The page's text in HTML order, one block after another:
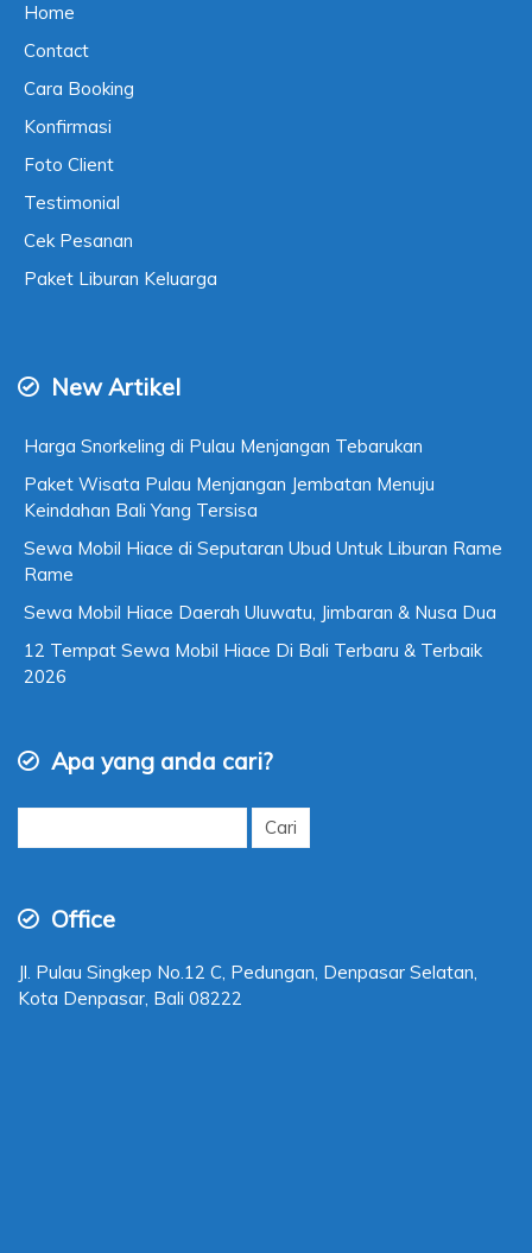
Home
Contact
Cara Booking
Konfirmasi
Foto Client
Testimonial
Cek Pesanan
Paket Liburan Keluarga
New Artikel
Harga Snorkeling di Pulau Menjangan Tebarukan
Paket Wisata Pulau Menjangan Jembatan Menuju
Keindahan Bali Yang Tersisa
Sewa Mobil Hiace di Seputaran Ubud Untuk Liburan Rame
Rame
Sewa Mobil Hiace Daerah Uluwatu, Jimbaran & Nusa Dua
12 Tempat Sewa Mobil Hiace Di Bali Terbaru & Terbaik
2026
Apa yang anda cari?
Cari
Office
Jl. Pulau Singkep No.12 C, Pedungan, Denpasar Selatan,
Kota Denpasar, Bali 08222